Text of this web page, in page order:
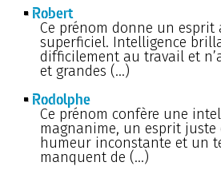
Robert
Ce prénom donne un esprit
superficiel. Intelligence
difficilement au travail et
et grandes (…)
Rodolphe
Ce prénom confère une
magnanime, un esprit
humeur inconstante et un
manquent de (…)